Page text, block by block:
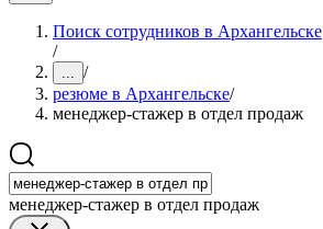
Поиск сотрудников в Архангельске
/
... /
резюме в Архангельске/
менеджер-стажер в отдел продаж
менеджер-стажер в отдел продаж